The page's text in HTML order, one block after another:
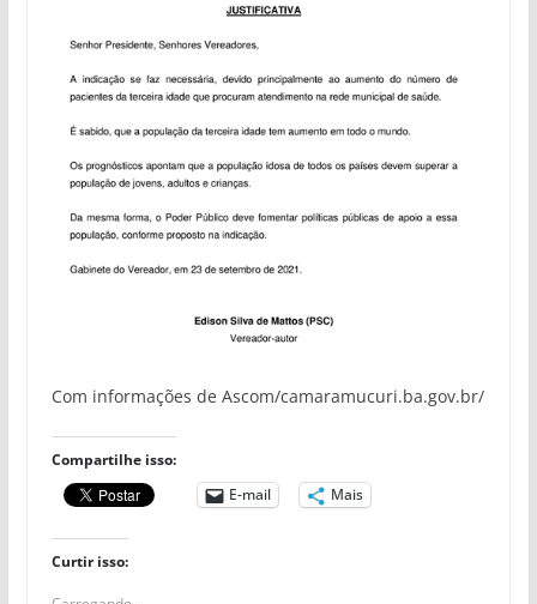
Com informações de Ascom/camaramucuri.ba.gov.br/
Compartilhe isso:
E-mail
Mais
Curtir isso: